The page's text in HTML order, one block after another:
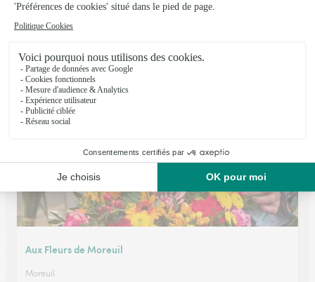
A la Tige D’or
★★ ★★★4.6 (26)
92 ter, rue Dierville
Voir la boutique
Aux Fleurs de Moreuil
Moreuil